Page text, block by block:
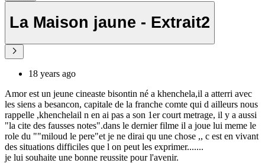
La Maison jaune - Extrait2
18 years ago
Amor est un jeune cineaste bisontin né a khenchela,il a atterri avec
les siens a besancon, capitale de la franche comte qui d ailleurs nous
rappelle ,khenchelail n en ai pas a son 1er court metrage, il y a aussi
"la cite des fausses notes".dans le dernier filme il a joue lui meme le
role du ""miloud le pere"et je ne dirai qu une chose ,, c est en vivant
des situations difficiles que l on peut les exprimer.......
je lui souhaite une bonne reussite pour l'avenir.